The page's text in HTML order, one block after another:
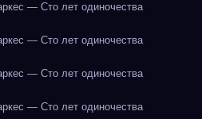
— Сто лет одиночества
— Сто лет одиночества
— Сто лет одиночества
— Сто лет одиночества